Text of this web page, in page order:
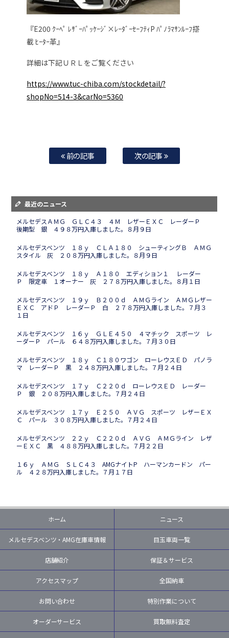
『E200 ｸｰﾍﾟ ﾚｻﾞｰﾊﾟｯｹｰｼﾞ×ﾚｰﾀﾞｰｾｰﾌﾃｨP ﾊﾟﾉﾗﾏｻﾝﾙｰﾌ搭
載 ﾋｰﾀｰ革』
詳細は下記ＵＲＬをご覧ください
https://www.tuc-chiba.com/stockdetail/?
shopNo=514-3&carNo=5360
前の記事 次の記事
最近のニュース
メルセデスＡＭＧ ＧＬＣ４３ ４Ｍ レザーＥＸＣ レーダーＰ
後期型 銀 ４９８万円入庫しました。８月９日
メルセデスベンツ １８ｙ ＣＬＡ１８０ シューティングＢ ＡＭＧ
スタイル 灰 ２０８万円入庫しました。８月９日
メルセデスベンツ １８ｙ Ａ１８０ エディション１ レーダー
Ｐ 限定車 １オーナー 灰 ２７８万円入庫しました。８月１日
メルセデスベンツ １９ｙ Ｂ２００ｄ ＡＭＧライン ＡＭＧレザー
ＥＸＣ アドＰ レーダーＰ 白 ２７８万円入庫しました。７月３
１日
メルセデスベンツ １６ｙ ＧＬＥ４５０ ４マチック スポーツ レ
ーダーＰ パール ６４８万円入庫しました。７月３０日
メルセデスベンツ １８ｙ Ｃ１８０ワゴン ローレウスＥＤ パノラ
マ レーダーＰ 黒 ２４８万円入庫しました。７月２４日
メルセデスベンツ １７ｙ Ｃ２２０ｄ ローレウスＥＤ レーダー
Ｐ 銀 ２０８万円入庫しました。７月２４日
メルセデスベンツ １７ｙ Ｅ２５０ ＡＶＧ スポーツ レザーＥＸ
Ｃ パール ３０８万円入庫しました。７月２４日
メルセデスベンツ ２２ｙ Ｃ２２０ｄ ＡＶＧ ＡＭＧライン レザ
ーＥＸＣ 黒 ４８８万円入庫しました。７月２２日
１６ｙ ＡＭＧ ＳＬＣ４３ AMGナイトP ハーマンカードン パー
ル ４２８万円入庫しました。７月１７日
ホーム ニュース
メルセデスベンツ・AMG在庫車情報 目玉車両一覧
店舗紹介 保証＆サービス
アクセスマップ 全国納車
お問い合わせ 特別作業について
オーダーサービス 買取無料査定